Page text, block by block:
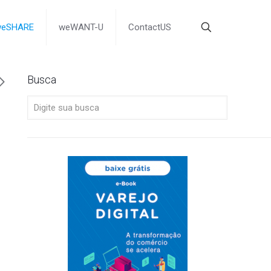
weWANT-U ContactUS
Busca